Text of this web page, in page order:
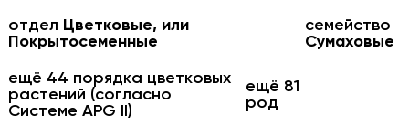
отдел Цветковые, или
Покрытосеменные
семейство
Сумаховые
ещё 44 порядка цветковых
растений (согласно
Системе APG II)
ещё 81
род